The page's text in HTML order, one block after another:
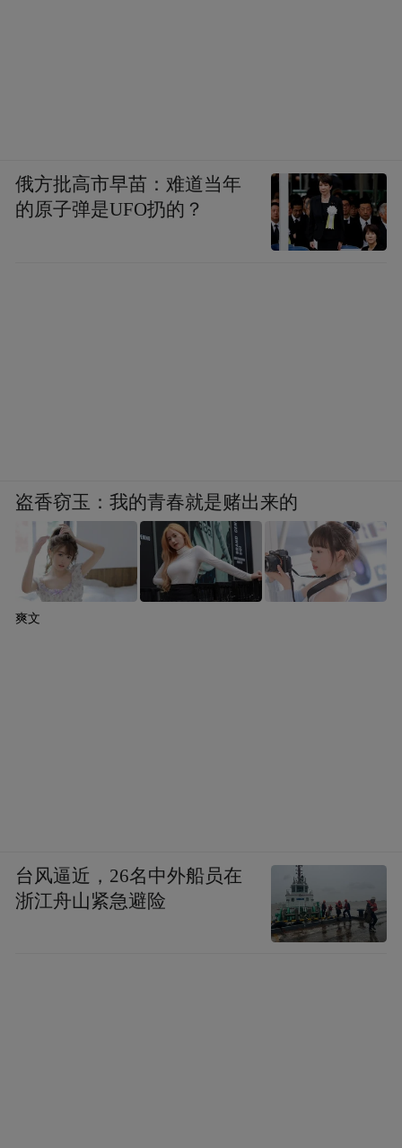
俄方批高市早苗：难道当年
的原子弹是UFO扔的？
盗香窃玉：我的青春就是赌出来的
爽文
台风逼近，26名中外船员在
浙江舟山紧急避险